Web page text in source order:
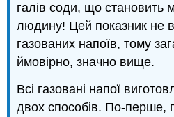
галів соди, що становить
людину! Цей показник не
газованих напоїв, тому
ймовірно, значно вище.
Всі газовані напої
двох способів. По-перше,